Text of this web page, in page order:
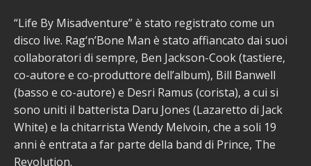
“Life By Misadventure” è stato registrato come un
disco live. Rag‘n’Bone Man è stato affiancato dai suoi
collaboratori di sempre, Ben Jackson-Cook (tastiere,
co-autore e co-produttore dell’album), Bill Banwell
(basso e co-autore) e Desri Ramus (corista), a cui si
sono uniti il batterista Daru Jones (Lazaretto di Jack
White) e la chitarrista Wendy Melvoin, che a soli 19
anni è entrata a far parte della band di Prince, The
Revolution.